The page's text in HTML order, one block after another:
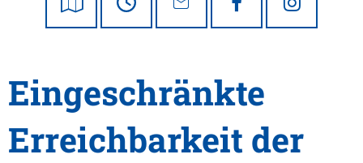
Eingeschränkte
Erreichbarkeit der